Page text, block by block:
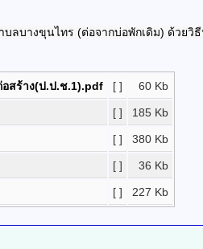
ลบางขุนไทร (ต่อจากบ่อพักเดิม) ด้วยวิ
อสร้าง(ป.ป.ช.1).pdf [ ] 60 Kb
[ ] 185 Kb
[ ] 380 Kb
[ ] 36 Kb
[ ] 227 Kb